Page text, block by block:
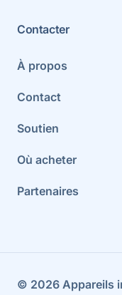
Contacter
À propos
Contact
Soutien
Où acheter
Partenaires
© 2026 Appareils